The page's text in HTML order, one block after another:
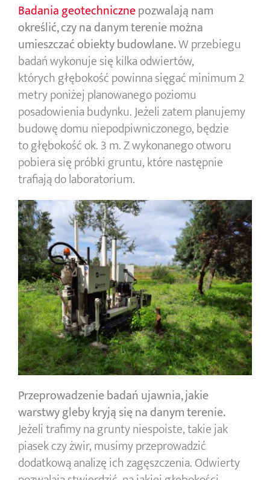
Badania geotechnicznepozwalają nam
określić, czy na danym terenie można
umieszczać obiekty budowlane.W przebiegu
badań wykonuje się kilka odwiertów,
których głębokość powinna sięgać minimum 2
metry poniżej planowanego poziomu
posadowienia budynku. Jeżeli zatem planujemy
budowę domu niepodpiwniczonego, będzie
to głębokość ok. 3 m. Z wykonanego otworu
pobiera się próbki gruntu, które następnie
trafiają do laboratorium.
Przeprowadzenie badań ujawnia, jakie
warstwy gleby kryją się na danym terenie.
Jeżeli trafimy na grunty niespoiste, takie jak
piasek czy żwir, musimy przeprowadzić
dodatkową analizę ich zagęszczenia. Odwierty